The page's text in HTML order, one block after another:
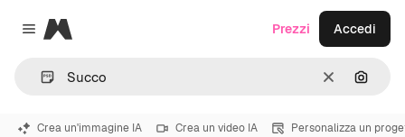
Close menu
Magnific
CancellaCerca
Prezzi Accedi
Crea un'immagine IA Crea un video IA Personalizza un